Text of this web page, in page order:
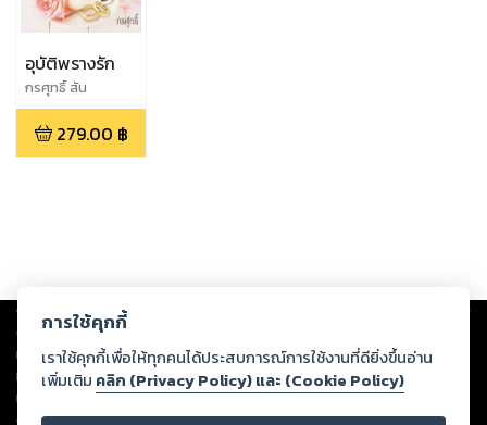
อุบัติพรางรัก
กรศุทธิ์ สัน
279.00 ฿
Copyright © 2026
ต่อผลงานหรือเนื้อหาใดที่อัปโหลดผ่านเว็บไซต์และปรากฏว่าละเมิดสิทธิใน
ทรัพย์สินทางปัญญาของบุคคลอื่นหรือขัดต่อกฎหมายและศีลธรรม ดังนั้น ผู้อ่าน
ทุกท่านโปรดใช้วิจารณญาณในการกลั่นกรองด้วยตนเอง และหากท่านพบว่าส่วน
หนึ่งส่วนใดขัดต่อกฎหมายและศีลธรรม กรุณาแจ้งมายังบริษัท เพื่อทีมงานจะได้
ดำเนินการในทันที ทั้งนี้ ทางสตอรี่ล็อกขอสงวนลิขสิทธิ์ตามพระราชบัญญัติ
การใช้คุกกี้
เราใช้คุกกี้เพื่อให้ทุกคนได้ประสบการณ์การใช้งานที่ดียิ่งขึ้นอ่าน
เพิ่มเติม คลิก (Privacy Policy) และ (Cookie Policy)